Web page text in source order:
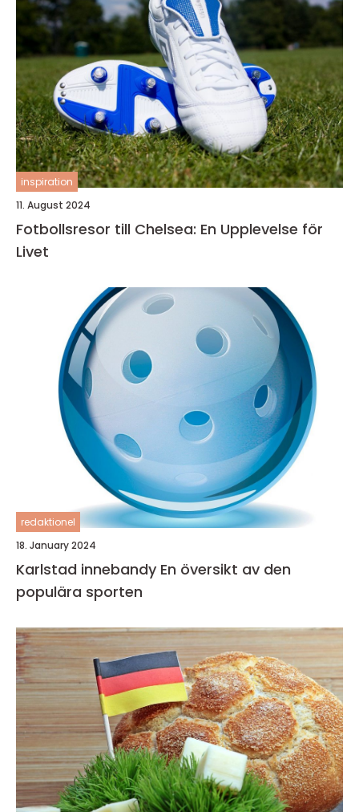
inspiration
11. August 2024
Fotbollsresor till Chelsea: En Upplevelse för
Livet
redaktionel
18. January 2024
Karlstad innebandy En översikt av den
populära sporten